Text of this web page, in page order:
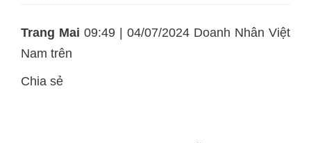
Trang Mai 09:49 | 04/07/2024 Doanh Nhân Việt
Nam trên
Chia sẻ